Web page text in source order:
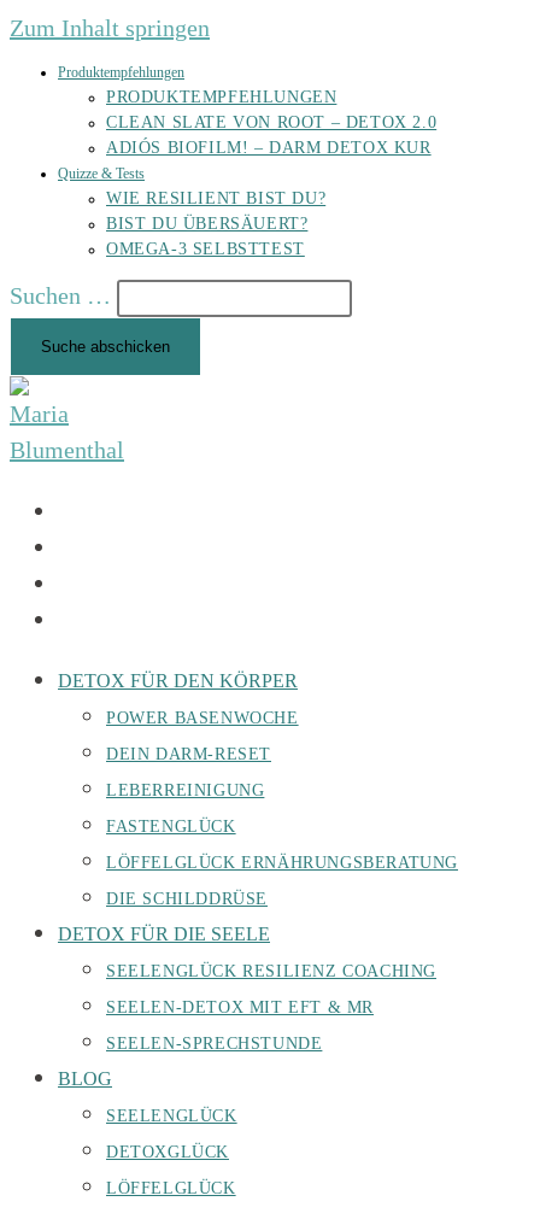
Zum Inhalt springen
Produktempfehlungen
PRODUKTEMPFEHLUNGEN
CLEAN SLATE VON ROOT – DETOX 2.0
ADIÓS BIOFILM! – DARM DETOX KUR
Quizze & Tests
WIE RESILIENT BIST DU?
BIST DU ÜBERSÄUERT?
OMEGA-3 SELBSTTEST
Suchen …
Suche abschicken
DETOX FÜR DEN KÖRPER
POWER BASENWOCHE
DEIN DARM-RESET
LEBERREINIGUNG
FASTENGLÜCK
LÖFFELGLÜCK ERNÄHRUNGSBERATUNG
DIE SCHILDDRÜSE
DETOX FÜR DIE SEELE
SEELENGLÜCK RESILIENZ COACHING
SEELEN-DETOX MIT EFT & MR
SEELEN-SPRECHSTUNDE
BLOG
SEELENGLÜCK
DETOXGLÜCK
LÖFFELGLÜCK